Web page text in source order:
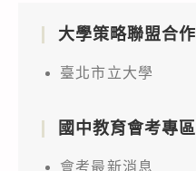
大學策略聯盟合作
臺北市立大學
國中教育會考專區
會考最新消息